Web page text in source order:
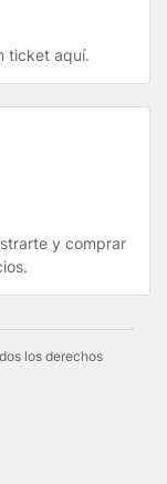
ticket aquí.
y comprar
los derechos